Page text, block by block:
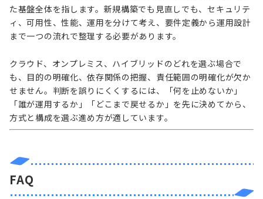
た基盤全体を指します。新規構築でも見直しでも、セキュリテ
ィ、可用性、性能、運用を分けて考え、要件定義から運用設計
まで一つの流れで整理する必要があります。
クラウド、オンプレミス、ハイブリッドのどれを選ぶ場合で
も、目的の明確化、依存関係の把握、責任範囲の明確化が欠か
せません。判断を誤りにくくするには、「何を止めないか」
「誰が運用するか」「どこまで戻せるか」を先に決めてから、
方式と構成を選ぶ進め方が適しています。
FAQ